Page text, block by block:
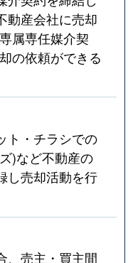
動産会社に売却
属専任媒介契
の依頼ができる
ト・チラシでの
)など不動産の
し売却活動を行
、売主・買主間